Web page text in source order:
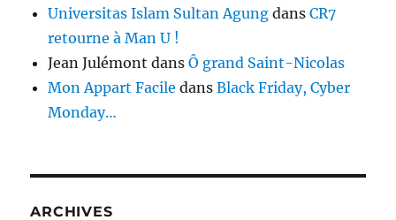
Universitas Islam Sultan Agung dansCR7
retourne à Man U !
Jean Julémont dansÔ grand Saint-Nicolas
Mon Appart Facile dansBlack Friday, Cyber
Monday…
ARCHIVES